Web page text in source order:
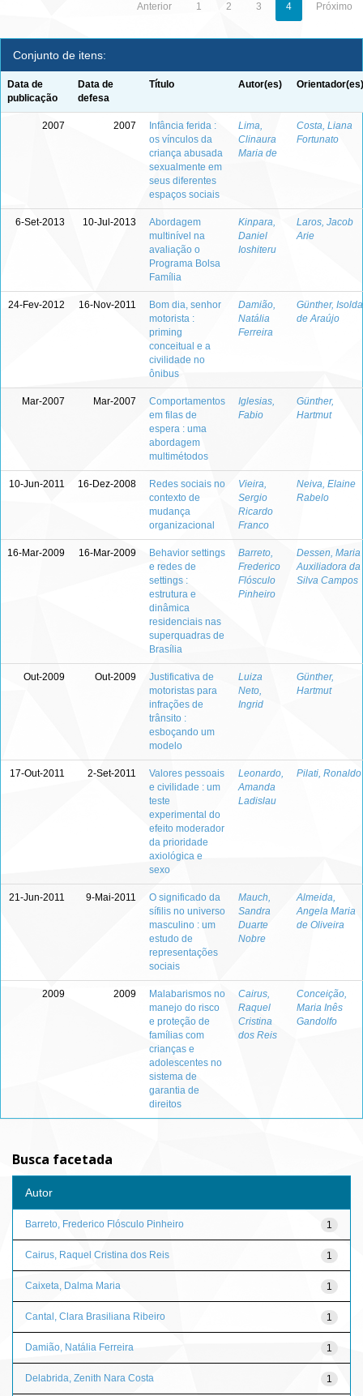
Anterior 1 2 3 4 Próximo
Conjunto de itens:
Data de
publicação
Data de
defesa
Título Autor(es) Orientador(es)
2007 2007
Infância ferida :
os vínculos da
criança abusada
sexualmente em
seus diferentes
espaços sociais
Lima,
Clinaura
Maria de
Costa, Liana
Fortunato
6-Set-2013 10-Jul-2013
Abordagem
multinível na
avaliação o
Programa Bolsa
Família
Kinpara,
Daniel
Ioshiteru
Laros, Jacob
Arie
24-Fev-2012 16-Nov-2011
Bom dia, senhor
motorista :
priming
conceitual e a
civilidade no
ônibus
Damião,
Natália
Ferreira
Günther, Isolda
de Araújo
Mar-2007 Mar-2007
Comportamentos
em filas de
espera : uma
abordagem
multimétodos
Iglesias,
Fabio
Günther,
Hartmut
10-Jun-2011 16-Dez-2008
Redes sociais no
contexto de
mudança
organizacional
Vieira,
Sergio
Ricardo
Franco
Neiva, Elaine
Rabelo
16-Mar-2009 16-Mar-2009
Behavior settings
e redes de
settings :
estrutura e
dinâmica
residenciais nas
superquadras de
Brasília
Barreto,
Frederico
Flósculo
Pinheiro
Dessen, Maria
Auxiliadora da
Silva Campos
Out-2009 Out-2009
Justificativa de
motoristas para
infrações de
trânsito :
esboçando um
modelo
Luiza
Neto,
Ingrid
Günther,
Hartmut
17-Out-2011 2-Set-2011
Valores pessoais
e civilidade : um
teste
experimental do
efeito moderador
da prioridade
axiológica e
sexo
Leonardo,
Amanda
Ladislau
Pilati, Ronaldo
21-Jun-2011 9-Mai-2011
O significado da
sífilis no universo
masculino : um
estudo de
representações
sociais
Mauch,
Sandra
Duarte
Nobre
Almeida,
Angela Maria
de Oliveira
2009 2009
Malabarismos no
manejo do risco
e proteção de
famílias com
crianças e
adolescentes no
sistema de
garantia de
direitos
Cairus,
Raquel
Cristina
dos Reis
Conceição,
Maria Inês
Gandolfo
Busca facetada
Autor
1
Barreto, Frederico Flósculo Pinheiro
1
Cairus, Raquel Cristina dos Reis
1
Caixeta, Dalma Maria
1
Cantal, Clara Brasiliana Ribeiro
1
Damião, Natália Ferreira
1
Delabrida, Zenith Nara Costa